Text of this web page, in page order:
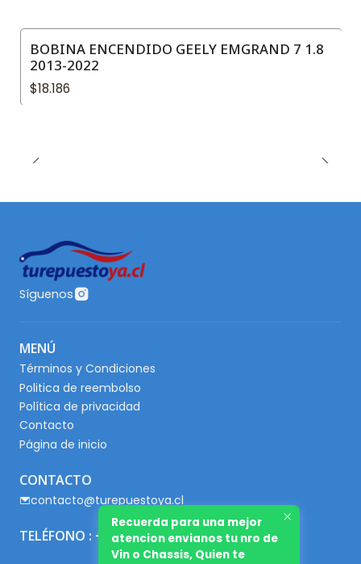
BOBINA ENCENDIDO GEELY EMGRAND 7 1.8
2013-2022
$18.186
Síguenos
MENÚ
Términos y Condiciones
Politica de reembolso
Política de privacidad
Contacto
Página de inicio
CONTACTO
contacto@turepuestoya.cl
TELÉFONO : +56 9 65667345
Recuerda para una mejor
atencion envianos tu nro de
Vin o Chassis, Quien te